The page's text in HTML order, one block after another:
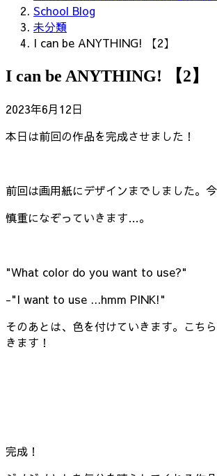
School Blog
未分類
I can be ANYTHING! 【2】
I can be ANYTHING! 【2】
2023年6月12日
本日は前回の作品を完成させました！
前回は画用紙にデザインまでしました。
慎重になぞっていきます…。
"What color do you want to use?"
-"I want to use ...hmm PINK!"
そのあとは、色を付けていきます。こち
きます！
完成！